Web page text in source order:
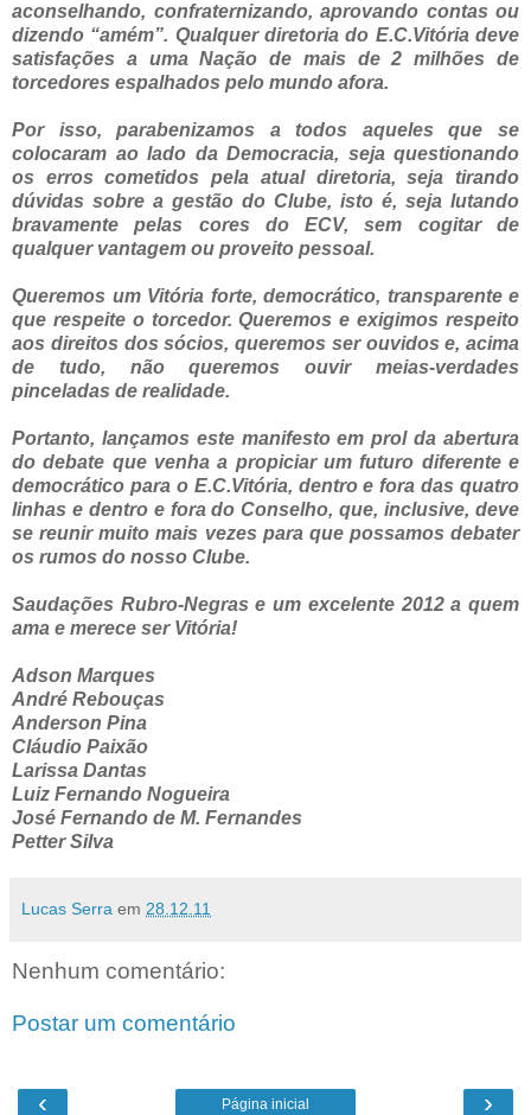
aconselhando, confraternizando, aprovando contas ou
dizendo “amém”. Qualquer diretoria do E.C.Vitória deve
satisfações a uma Nação de mais de 2 milhões de
torcedores espalhados pelo mundo afora.
Por isso, parabenizamos a todos aqueles que se
colocaram ao lado da Democracia, seja questionando
os erros cometidos pela atual diretoria, seja tirando
dúvidas sobre a gestão do Clube, isto é, seja lutando
bravamente pelas cores do ECV, sem cogitar de
qualquer vantagem ou proveito pessoal.
Queremos um Vitória forte, democrático, transparente e
que respeite o torcedor. Queremos e exigimos respeito
aos direitos dos sócios, queremos ser ouvidos e, acima
de tudo, não queremos ouvir meias-verdades
pinceladas de realidade.
Portanto, lançamos este manifesto em prol da abertura
do debate que venha a propiciar um futuro diferente e
democrático para o E.C.Vitória, dentro e fora das quatro
linhas e dentro e fora do Conselho, que, inclusive, deve
se reunir muito mais vezes para que possamos debater
os rumos do nosso Clube.
Saudações Rubro-Negras e um excelente 2012 a quem
ama e merece ser Vitória!
Adson Marques
André Rebouças
Anderson Pina
Cláudio Paixão
Larissa Dantas
Luiz Fernando Nogueira
José Fernando de M. Fernandes
Petter Silva
Lucas Serra em 28.12.11
Nenhum comentário:
Postar um comentário
‹ ›
Página inicial